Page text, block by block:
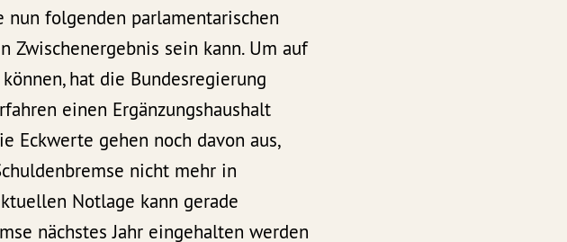
folgenden parlamentarischen
Zwischenergebnis sein kann. Um auf
hat die Bundesregierung
einen Ergänzungshaushalt
Eckwerte gehen noch davon aus,
nicht mehr in
Notlage kann gerade
nächstes Jahr eingehalten werden